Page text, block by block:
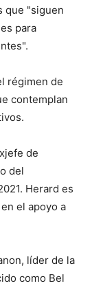
que "siguen
para
régimen de
contemplan
de
del
Herard es
el apoyo a
líder de la
como Bel